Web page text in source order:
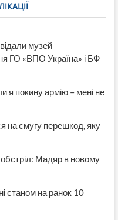
музей
ГО «ВПО Україна» і БФ
я покину армію – мені не
на смугу перешкод, яку
Мадяр в новому
станом на ранок 10